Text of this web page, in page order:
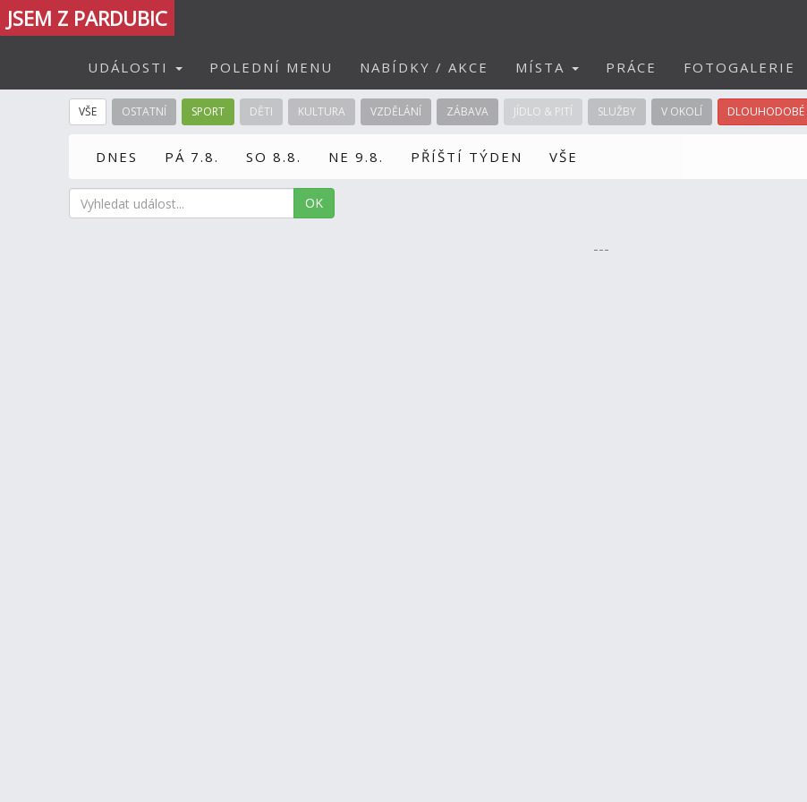
JSEM Z PARDUBIC
UDÁLOSTI POLEDNÍ MENU NABÍDKY / AKCE MÍSTA PRÁCE FOTOGALERIE
VŠE OSTATNÍ SPORT DĚTI KULTURA VZDĚLÁNÍ ZÁBAVA JÍDLO & PITÍ SLUŽBY V OKOLÍ DLOUHODOBÉ
DNES PÁ 7.8. SO 8.8. NE 9.8. PŘÍŠTÍ TÝDEN VŠE
OK
---